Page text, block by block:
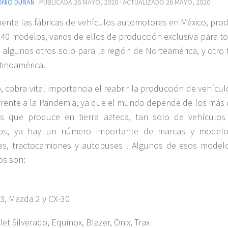
DURÁN · PUBLICADA 26 MAYO, 2020 · ACTUALIZADO 26 MAYO, 2020
las fábricas de vehículos automotores en México,
modelos, varios de ellos de producción exclusiva para
otros solo para la región de Norteamérica, y otro
cobra vital importancia el reabrir la producción de
a la Pandemia, ya que el mundo depende de los más
que produce en tierra azteca, tan solo de vehículos
ya hay un número importante de marcas y
tractocamiones y autobuses . Algunos de esos
son:
Mazda 2 y CX-30
Silverado, Equinox, Blazer, Onix, Trax